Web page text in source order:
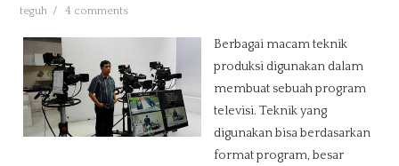
teguh /4 comments
Berbagai macam teknik
produksi digunakan dalam
membuat sebuah program
televisi. Teknik yang
digunakan bisa berdasarkan
format program, besar